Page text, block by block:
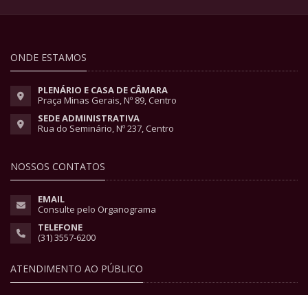
ONDE ESTAMOS
PLENÁRIO E CASA DE CÂMARA
Praça Minas Gerais, Nº 89, Centro
SEDE ADMINISTRATIVA
Rua do Seminário, Nº 237, Centro
NOSSOS CONTATOS
EMAIL
Consulte pelo Organograma
TELEFONE
(31) 3557-6200
ATENDIMENTO AO PÚBLICO